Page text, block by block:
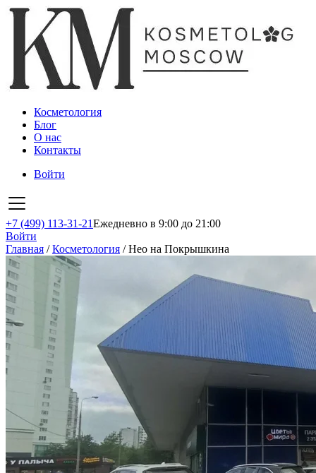
Косметология
Блог
О нас
Контакты
Войти
+7 (499) 113-31-21Ежедневно в 9:00 до 21:00
Войти
Главная /Косметология /Нео на Покрышкина